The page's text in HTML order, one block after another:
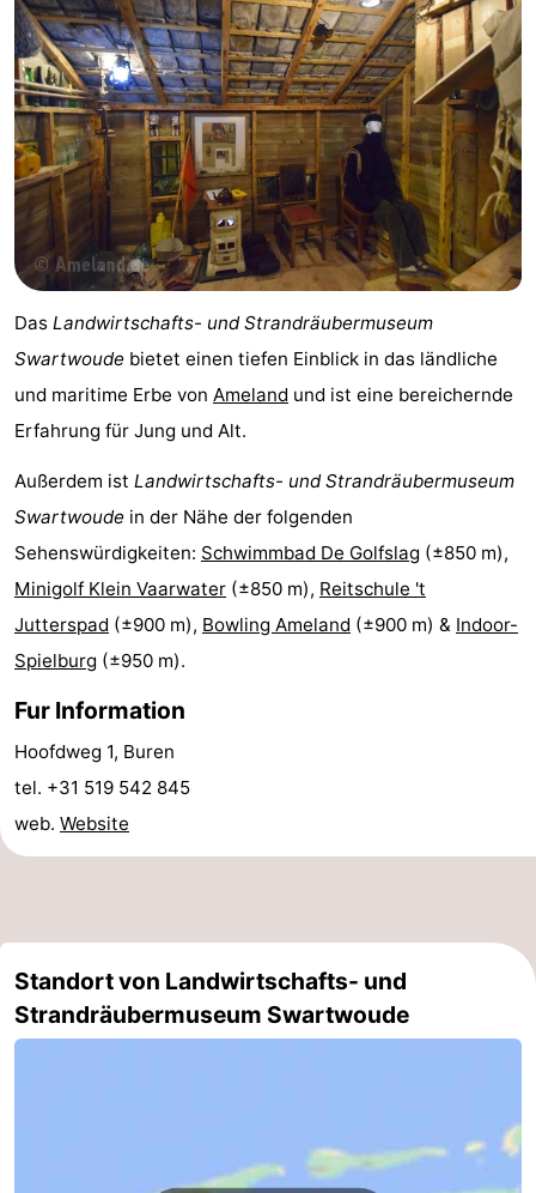
und
trinken
Veranstaltungen
Praktisch
Forum
Route
Inselhüpfen
Medizin
Adressen
Region
Friesland
-
Schiermonnikoog
-
Kontakt
Das Landwirtschafts- und Strandräubermuseum
Swartwoude bietet einen tiefen Einblick in das ländliche
und maritime Erbe von Ameland und ist eine bereichernde
Erfahrung für Jung und Alt.
Außerdem ist Landwirtschafts- und Strandräubermuseum
Swartwoude in der Nähe der folgenden
Sehenswürdigkeiten: Schwimmbad De Golfslag (±850 m),
Minigolf Klein Vaarwater (±850 m), Reitschule 't
Jutterspad (±900 m), Bowling Ameland (±900 m) & Indoor-
Spielburg (±950 m).
Fur Information
Hoofdweg 1, Buren
tel. +31 519 542 845
web. Website
Standort von Landwirtschafts- und
Strandräubermuseum Swartwoude